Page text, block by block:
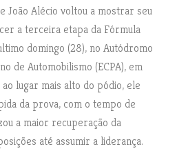
João Alécio voltou a mostrar seu
a terceira etapa da Fórmula
domingo (28), no Autódromo
de Automobilismo (ECPA), em
lugar mais alto do pódio, ele
da prova, com o tempo de
a maior recuperação da
até assumir a liderança.